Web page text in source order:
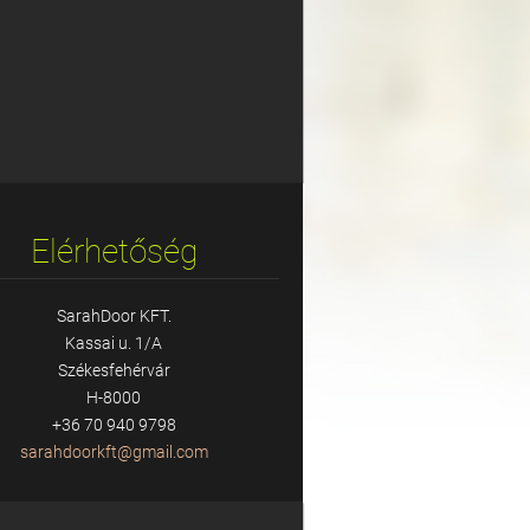
Elérhetőség
SarahDoor KFT.
Kassai u. 1/A
Székesfehérvár
H-8000
+36 70 940 9798
sarahdoorkft@gmail.com